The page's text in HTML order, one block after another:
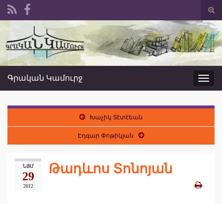
form
Search for:
Գրական Կամուրջ
Խաչիկ Տէտէեան
Էդգար Փոթիկյան
ՆՅՄ
29
2012
Թադևոս Տոնոյան